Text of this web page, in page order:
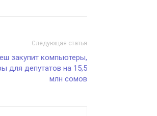
Следующая статья
закупит компьютеры,
для депутатов на 15,5
млн сомов